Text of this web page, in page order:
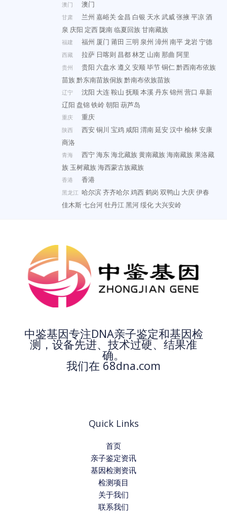
澳门 澳门
甘肃 兰州 嘉峪关 金昌 白银 天水武威张掖平凉酒
泉 庆阳 定西陇南临夏回族甘南藏族
福建 福州 厦门 莆田 三明 泉州 漳州 南平龙岩宁德
西藏 拉萨 日喀则 昌都林芝 山南那曲 阿里
贵州 贵阳 六盘水遵义 安顺毕节铜仁黔西南布依族
苗族黔东南苗族侗族黔南布依族苗族
辽宁 沈阳 大连鞍山 抚顺本溪丹东锦州 营口 阜新
辽阳 盘锦铁岭朝阳 葫芦岛
重庆 重庆
陕西 西安铜川 宝鸡 咸阳 渭南延安汉中 榆林安康
商洛
青海 西宁海东海北藏族黄南藏族海南藏族果洛藏
族 玉树藏族海西蒙古族藏族
香港 香港
黑龙江 哈尔滨齐齐哈尔鸡西鹤岗 双鸭山 大庆伊春
佳木斯七台河牡丹江黑河绥化 大兴安岭
中鉴基因专注DNA亲子鉴定和基因检
测，设备先进、技术过硬、结果准
确。
我们在 68dna.com
Quick Links
首页
亲子鉴定资讯
基因检测资讯
检测项目
关于我们
联系我们